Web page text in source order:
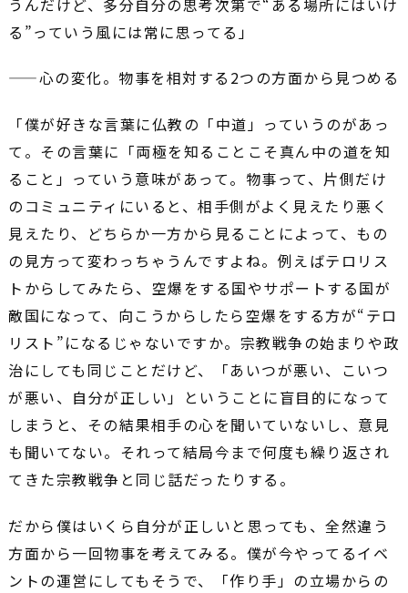
る”っていう風には常に思ってる」
――心の変化。物事を相対する2つの方面から見つめる
「僕が好きな言葉に仏教の「中道」っていうのがあっ
て。その言葉に「両極を知ることこそ真ん中の道を知
ること」っていう意味があって。物事って、片側だけ
のコミュニティにいると、相手側がよく見えたり悪く
見えたり、どちらか一方から見ることによって、もの
の見方って変わっちゃうんですよね。例えばテロリス
トからしてみたら、空爆をする国やサポートする国が
敵国になって、向こうからしたら空爆をする方が“テロ
リスト”になるじゃないですか。宗教戦争の始まりや政
治にしても同じことだけど、「あいつが悪い、こいつ
が悪い、自分が正しい」ということに盲目的になって
しまうと、その結果相手の心を聞いていないし、意見
も聞いてない。それって結局今まで何度も繰り返され
てきた宗教戦争と同じ話だったりする。
だから僕はいくら自分が正しいと思っても、全然違う
方面から一回物事を考えてみる。僕が今やってるイベ
ントの運営にしてもそうで、「作り手」の立場からの